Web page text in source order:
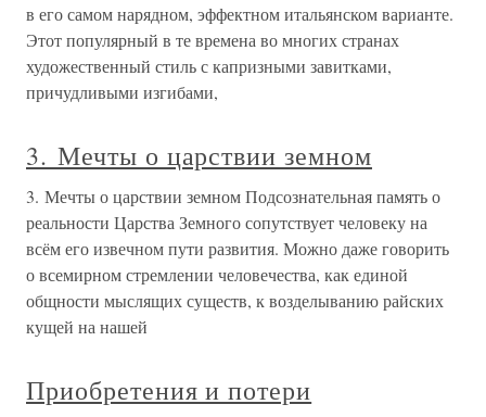
в его самом нарядном, эффектном итальянском варианте.
Этот популярный в те времена во многих странах
художественный стиль с капризными завитками,
причудливыми изгибами,
3. Мечты о царствии земном
3. Мечты о царствии земном Подсознательная память о
реальности Царства Земного сопутствует человеку на
всём его извечном пути развития. Можно даже говорить
о всемирном стремлении человечества, как единой
общности мыслящих существ, к возделыванию райских
кущей на нашей
Приобретения и потери